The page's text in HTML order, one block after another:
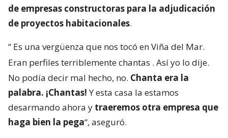
de empresas constructoras para la adjudicación
de proyectos habitacionales.
“ Es una vergüenza que nos tocó en Viña del Mar.
Eran perfiles terriblemente chantas . Así yo lo dije.
No podía decir mal hecho, no. Chanta era la
palabra. ¡Chantas!Y esta casa la estamos
desarmando ahora y traeremos otra empresa que
haga bien la pega“, aseguró.